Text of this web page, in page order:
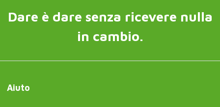
Dare è dare senza ricevere nulla
in cambio.
Aiuto